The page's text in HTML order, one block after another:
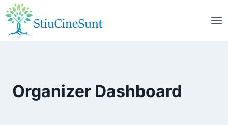
Skip
to
content
Organizer Dashboard